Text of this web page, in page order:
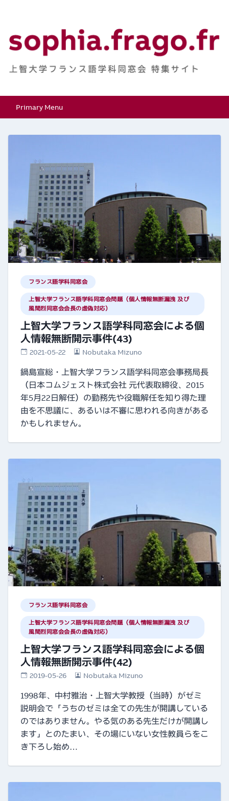
上智大学フランス語学
科同窓会
Primary Menu
フランス語学科同窓会
上智大学フランス語学科同窓会問題（個人情報無断漏洩 及び
風間烈同窓会会長の虚偽対応）
上智大学フランス語学科同窓会による個
人情報無断開示事件(43)
2021-05-22 Nobutaka Mizuno
鍋島宣総・上智大学フランス語学科同窓会事務局長
（日本コムジェスト株式会社 元代表取締役、2015
年5月22日解任）の勤務先や役職解任を知り得た理
由を不思議に、あるいは不審に思われる向きがある
かもしれません。
フランス語学科同窓会
上智大学フランス語学科同窓会問題（個人情報無断漏洩 及び
風間烈同窓会会長の虚偽対応）
上智大学フランス語学科同窓会による個
人情報無断開示事件(42)
2019-05-26 Nobutaka Mizuno
1998年、中村雅治・上智大学教授（当時）がゼミ
説明会で「うちのゼミは全ての先生が開講している
のではありません。やる気のある先生だけが開講し
ます」とのたまい、その場にいない女性教員らをこ
き下ろし始め…